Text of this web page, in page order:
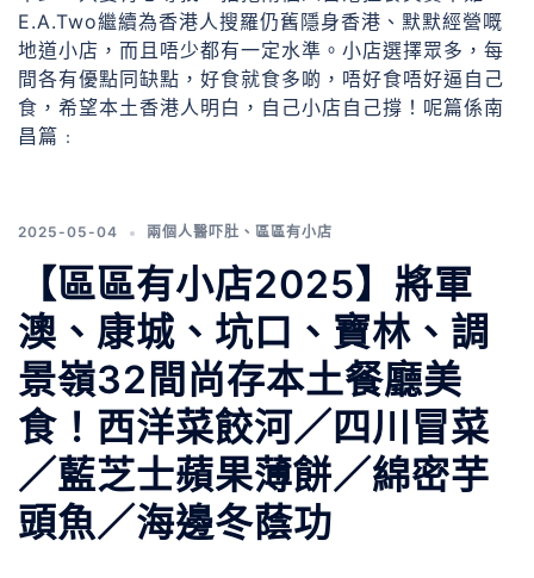
E.A.Two繼續為香港人搜羅仍舊隱身香港、默默經營嘅
地道小店，而且唔少都有一定水準。小店選擇眾多，每
間各有優點同缺點，好食就食多啲，唔好食唔好逼自己
食，希望本土香港人明白，自己小店自己撐！呢篇係南
昌篇﹕
2025-05-04 兩個人醫吓肚 、 區區有小店
【區區有小店2025】將軍
澳、康城、坑口、寶林、調
景嶺32間尚存本土餐廳美
食！西洋菜餃河／四川冒菜
／藍芝士蘋果薄餅／綿密芋
頭魚／海邊冬蔭功